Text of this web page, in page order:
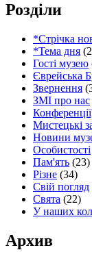
Розділи
*Стрічка
*Тема дня
Гості музею
Єврейська
Звернення
ЗМІ про нас
Мистецькі
Новини
Особистості
Пам'ять (23)
Різне (34)
Свій погляд
Свята (22)
У наших
Архив